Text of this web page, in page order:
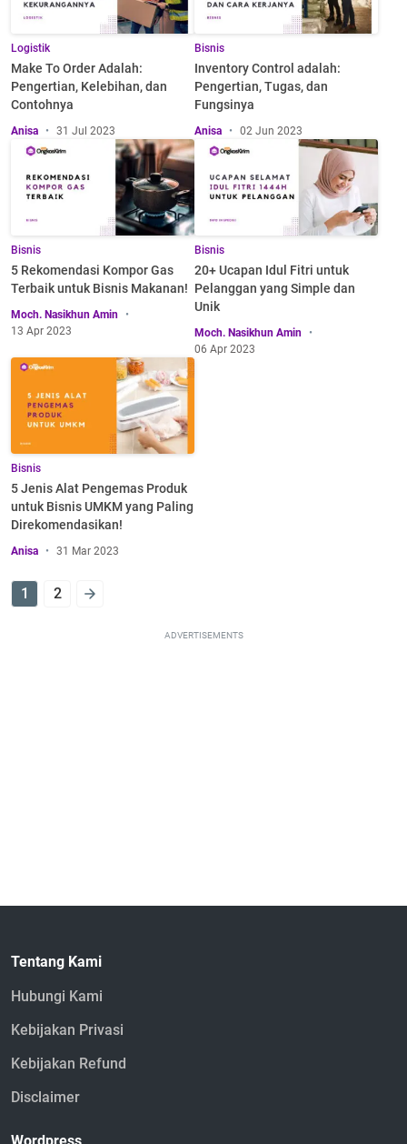
Logistik
Make To Order Adalah:
Pengertian, Kelebihan, dan
Contohnya
Anisa 31 Jul 2023
Bisnis
Inventory Control adalah:
Pengertian, Tugas, dan
Fungsinya
Anisa 02 Jun 2023
Bisnis
5 Rekomendasi Kompor Gas
Terbaik untuk Bisnis Makanan!
Moch. Nasikhun Amin
13 Apr 2023
Bisnis
20+ Ucapan Idul Fitri untuk
Pelanggan yang Simple dan
Unik
Moch. Nasikhun Amin
06 Apr 2023
Bisnis
5 Jenis Alat Pengemas Produk
untuk Bisnis UMKM yang Paling
Direkomendasikan!
Anisa 31 Mar 2023
1 2
ADVERTISEMENTS
Tentang Kami
Hubungi Kami
Kebijakan Privasi
Kebijakan Refund
Disclaimer